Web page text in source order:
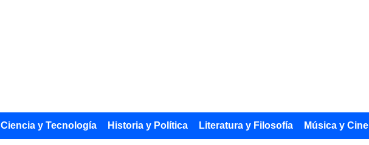
Ciencia y Tecnología Historia y Política Literatura y Filosofía Música y Cine